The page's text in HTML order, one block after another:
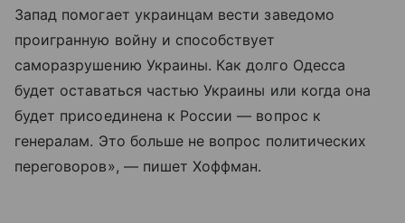
Запад помогает украинцам вести заведомо
проигранную войну и способствует
саморазрушению Украины. Как долго Одесса
будет оставаться частью Украины или когда она
будет присоединена к России — вопрос к
генералам. Это больше не вопрос политических
переговоров», — пишет Хоффман.